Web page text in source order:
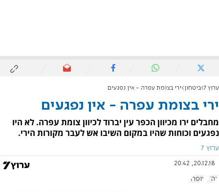
ערוץ 7 ביטחון ירי בצומת עפרה - אין נפגעים
ירי בצומת עפרה - אין נפגעים
מחבלים ירו מכיוון הכפר עין יברוד לכיוון צומת עפרה. לא היו
נפגעים וכוחות שהיו במקום השיבו אש לעבר מקורות הירי.
ערוץ 7
20.12.18, 20:42
צה"ל עופרה